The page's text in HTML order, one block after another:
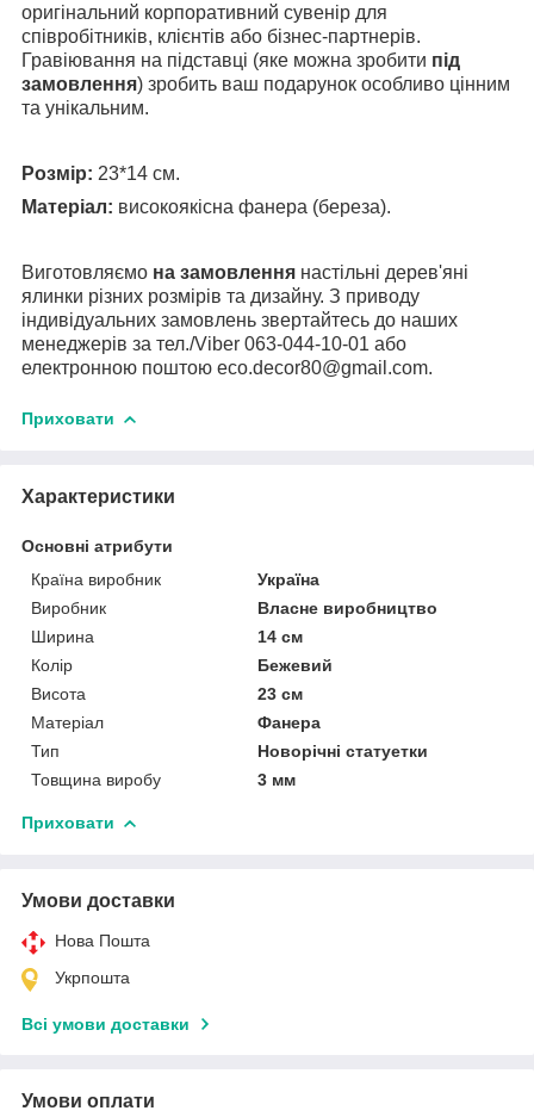
оригінальний корпоративний сувенір для
співробітників, клієнтів або бізнес-партнерів.
Гравіювання на підставці (яке можна зробити під
замовлення) зробить ваш подарунок особливо цінним
та унікальним.
Розмір: 23*14 см.
Матеріал: високоякісна фанера (береза).
Виготовляємо на замовлення настільні дерев'яні
ялинки різних розмірів та дизайну. З приводу
індивідуальних замовлень звертайтесь до наших
менеджерів за тел./Viber 063-044-10-01 або
електронною поштою eco.decor80@gmail.com.
Приховати
Характеристики
Основні атрибути
Країна виробник
Україна
Виробник
Власне виробництво
Ширина
14 см
Колір
Бежевий
Висота
23 см
Матеріал
Фанера
Тип
Новорічні статуетки
Товщина виробу
3 мм
Приховати
Умови доставки
Нова Пошта
Укрпошта
Всі умови доставки
Умови оплати